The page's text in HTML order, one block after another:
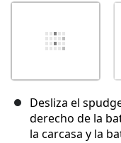
Desliza el
derecho de la
la carcasa y la